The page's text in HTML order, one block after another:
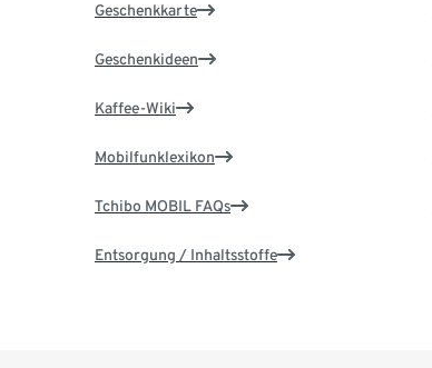
Geschenkkarte
Geschenkideen
Kaffee-Wiki
Mobilfunklexikon
Tchibo MOBIL FAQs
Entsorgung / Inhaltsstoffe